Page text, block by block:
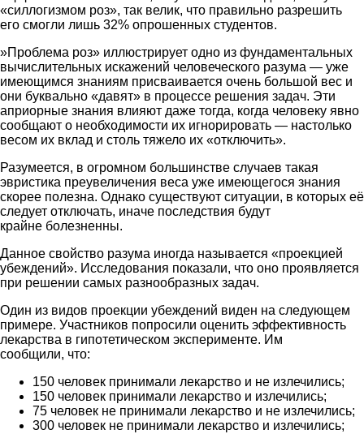
«силлогизмом роз», так велик, что правильно разрешить
его смогли лишь 32% опрошенных студентов.
»Проблема роз» иллюстрирует одно из фундаментальных
вычислительных искажений человеческого разума — уже
имеющимся знаниям присваивается очень большой вес и
они буквально «давят» в процессе решения задач. Эти
априорные знания влияют даже тогда, когда человеку явно
сообщают о необходимости их игнорировать — настолько
весом их вклад и столь тяжело их «отключить».
Разумеется, в огромном большинстве случаев такая
эвристика преувеличения веса уже имеющегося знания
скорее полезна. Однако существуют ситуации, в которых её
следует отключать, иначе последствия будут
крайне болезненны.
Данное свойство разума иногда называется «проекцией
убеждений». Исследования показали, что оно проявляется
при решении самых разнообразных задач.
Один из видов проекции убеждений виден на следующем
примере. Участников попросили оценить эффективность
лекарства в гипотетическом эксперименте. Им
сообщили, что:
150 человек принимали лекарство и не излечились;
150 человек принимали лекарство и излечились;
75 человек не принимали лекарство и не излечились;
300 человек не принимали лекарство и излечились;